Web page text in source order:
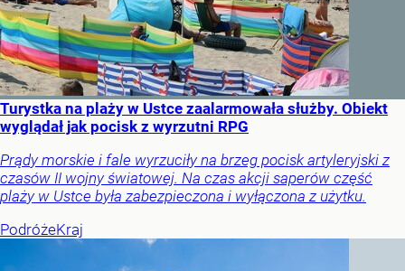
Turystka na plaży w Ustce zaalarmowała służby. Obiekt
wyglądał jak pocisk z wyrzutni RPG
Prądy morskie i fale wyrzuciły na brzeg pocisk artyleryjski z
czasów II wojny światowej. Na czas akcji saperów część
plaży w Ustce była zabezpieczona i wyłączona z użytku.
PodróżeKraj